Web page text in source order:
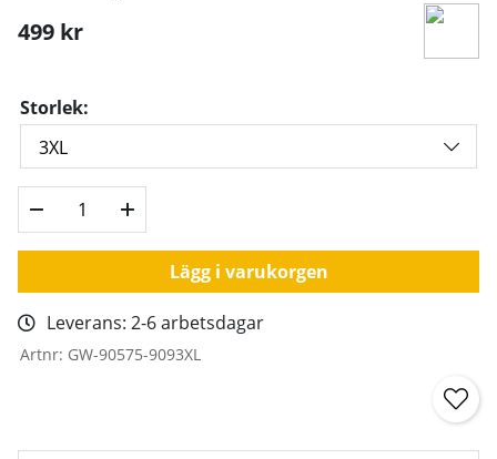
499 kr
Storlek:
Lägg i varukorgen
Leverans: 2-6 arbetsdagar
Artnr: GW-90575-9093XL